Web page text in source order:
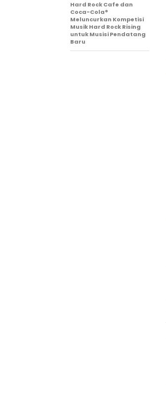
Hard Rock Cafe dan
Coca-Cola®
Meluncurkan Kompetisi
Musik Hard Rock Rising
untuk Musisi Pendatang
Baru